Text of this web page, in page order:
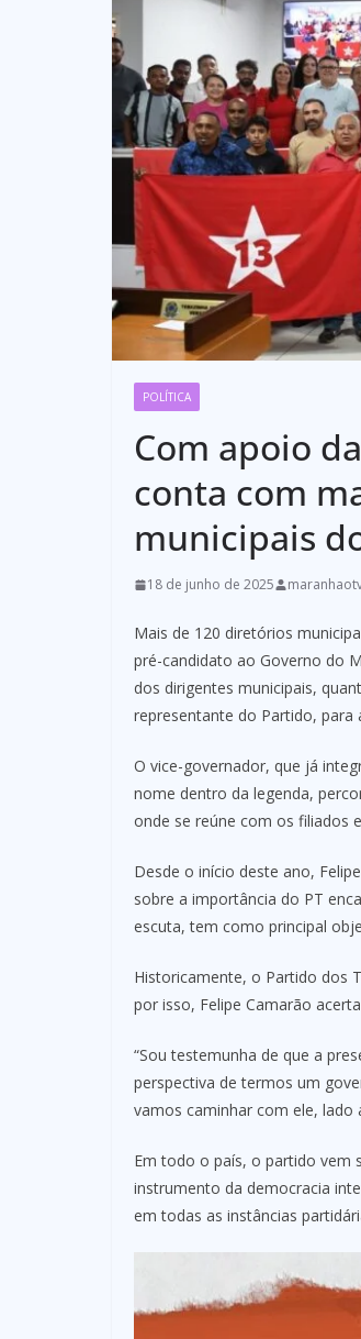
POLÍTICA
Com apoio
conta com
municipais
18 de junho de 2025
Mais de 120 diretórios
pré-candidato ao Governo do
dos dirigentes municipais,
representante do Partido, para
O vice-governador, que já
nome dentro da legenda,
onde se reúne com os filiados
Desde o início deste ano,
sobre a importância do PT
escuta, tem como principal
Historicamente, o Partido dos
por isso, Felipe Camarão
“Sou testemunha de que a
perspectiva de termos um
vamos caminhar com ele, lado
Em todo o país, o partido vem
instrumento da democracia
em todas as instâncias